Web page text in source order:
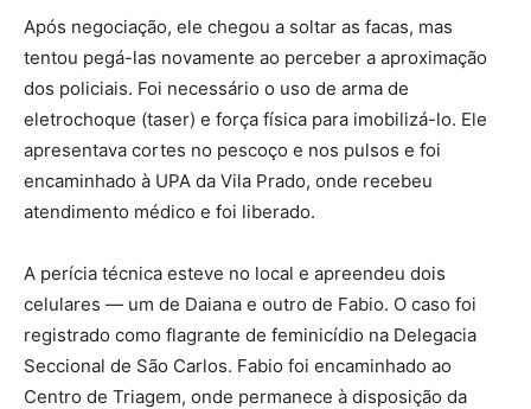
Após negociação, ele chegou a soltar as facas, mas
tentou pegá-las novamente ao perceber a aproximação
dos policiais. Foi necessário o uso de arma de
eletrochoque (taser) e força física para imobilizá-lo. Ele
apresentava cortes no pescoço e nos pulsos e foi
encaminhado à UPA da Vila Prado, onde recebeu
atendimento médico e foi liberado.
A perícia técnica esteve no local e apreendeu dois
celulares — um de Daiana e outro de Fabio. O caso foi
registrado como flagrante de feminicídio na Delegacia
Seccional de São Carlos. Fabio foi encaminhado ao
Centro de Triagem, onde permanece à disposição da